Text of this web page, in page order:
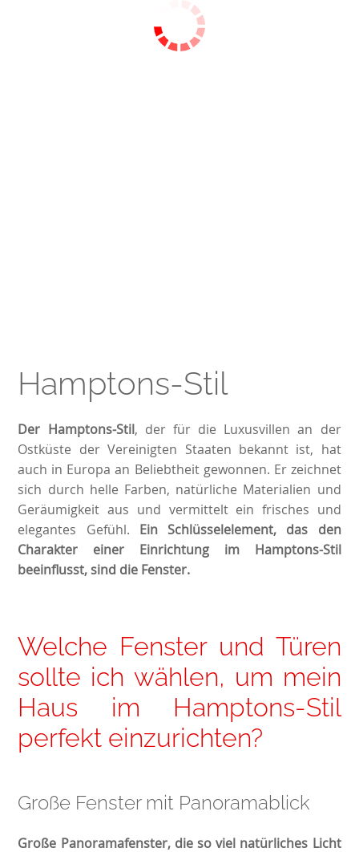
Hamptons-Stil
Der Hamptons-Stil, der für die Luxusvillen an der
Ostküste der Vereinigten Staaten bekannt ist, hat
auch in Europa an Beliebtheit gewonnen. Er zeichnet
sich durch helle Farben, natürliche Materialien und
Geräumigkeit aus und vermittelt ein frisches und
elegantes Gefühl. Ein Schlüsselelement, das den
Charakter einer Einrichtung im Hamptons-Stil
beeinflusst, sind die Fenster.
Welche Fenster und Türen
sollte ich wählen, um mein
Haus im Hamptons-Stil
perfekt einzurichten?
Große Fenster mit Panoramablick
Große Panoramafenster, die so viel natürliches Licht